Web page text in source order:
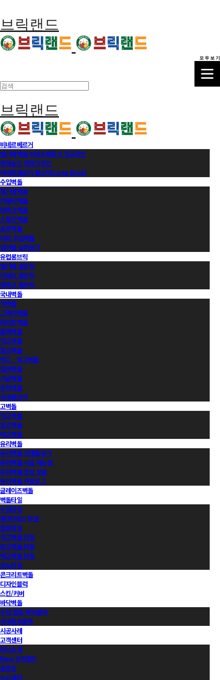
브릭랜드
브릭랜드
비네르베르거
벨기에벽돌 비네르베르거 정규라인
에겐순드 덴마크라인
비네르베르거 롱브릭(Long Brick)
수입벽돌
벨기에벽돌
이태리벽돌
덴마크벽돌
스페인벽돌
호주벽돌
이외 수입벽돌
컬러별 살펴보기
유럽롱브릭
벨기에 롱브릭
이태리 롱브릭
덴마크 롱브릭
국내벽돌
적벽돌
그레이벽돌
화이트벽돌
블랙벽돌
적고벽돌
청고벽돌
백고ㆍ회고벽돌
컬러벽돌
가공벽돌
유약벽돌
국내롱브릭
고벽돌
적고벽돌
청고벽돌
백고벽돌
유리벽돌
유리벽돌 전제품보기
유리벽돌 시공 매뉴얼
유리벽돌 영상 모음
유리벽돌 카달로그
글레이즈벽돌
벽돌타일
수입타일
롱(와이드) 타일
점토타일
적고벽돌 타일
청고벽돌 타일
백고벽돌 타일
모노타일
콘크리트벽돌
디자인블럭
스킨/커버
바닥벽돌
수입 점토 바닥블럭
국내점토블록
시공사례
고객센터
회사소개
Now 브릭랜드
동영상
뉴스레터
모 두 보 기